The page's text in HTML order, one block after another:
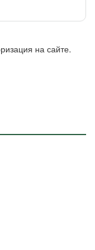
на сайте.